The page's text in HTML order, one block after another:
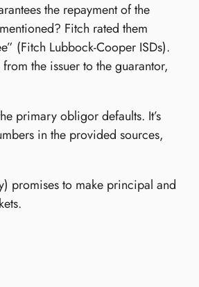
the repayment of the
Fitch rated them
(Fitch Lubbock-Cooper ISDs).
the issuer to the guarantor,
primary obligor defaults. It’s
in the provided sources,
promises to make principal and